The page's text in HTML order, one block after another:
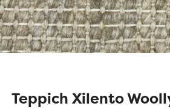
Teppich Xilento